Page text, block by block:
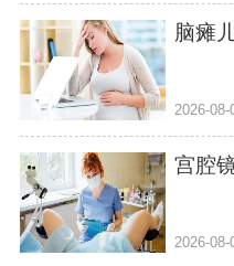
脑瘫
2026-08-
宫腔
2026-